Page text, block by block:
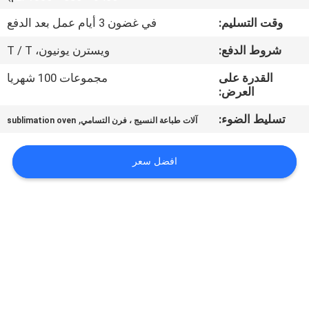
ضبط
الجودة
اتصل
أخبار
وقت التسليم:
في غضون 3 أيام عمل بعد الدفع
شروط الدفع:
ويسترن يونيون، T / T
القدرة على
العرض:
مجموعات 100 شهريا
تسليط الضوء: آلات طباعة النسيج ، فرن التسامي,
sublimation oven
افضل سعر